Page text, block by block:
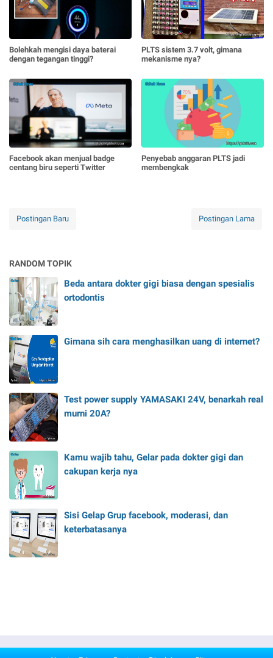
Bolehkah mengisi daya baterai
dengan tegangan tinggi?
PLTS sistem 3.7 volt, gimana
mekanisme nya?
Facebook akan menjual badge
centang biru seperti Twitter
Penyebab anggaran PLTS jadi
membengkak
Postingan Baru Postingan Lama
RANDOM TOPIK
Beda antara dokter gigi biasa dengan spesialis
ortodontis
Gimana sih cara menghasilkan uang di internet?
Test power supply YAMASAKI 24V, benarkah real
murni 20A?
Kamu wajib tahu, Gelar pada dokter gigi dan
cakupan kerja nya
Sisi Gelap Grup facebook, moderasi, dan
keterbatasanya